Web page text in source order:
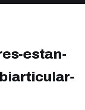
estan-